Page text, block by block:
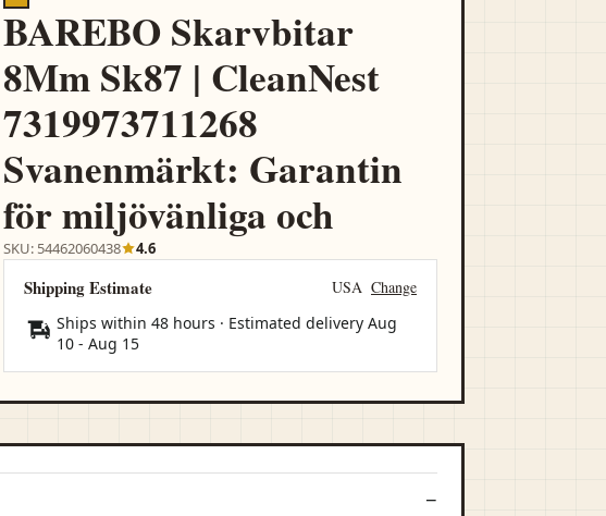
BAREBO Skarvbitar
8Mm Sk87 | CleanNest
7319973711268
Svanenmärkt: Garantin
för miljövänliga och
SKU: 54462060438 4.6
Shipping Estimate USA Change
Ships within 48 hours · Estimated delivery Aug
10 - Aug 15